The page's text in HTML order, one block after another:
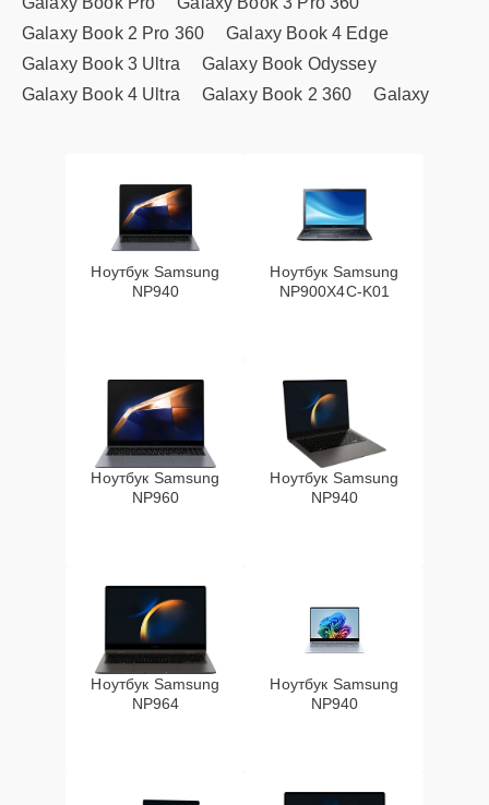
Galaxy Book 2 Pro 360
Galaxy Book 4 Edge
Galaxy Book 3 Ultra
Galaxy Book Odyssey
Galaxy Book 4 Ultra
Galaxy Book 2 360 Galaxy
Ноутбук Samsung
NP940
Ноутбук Samsung
NP900X4C-K01
Ноутбук Samsung
NP960
Ноутбук Samsung
NP940
Ноутбук Samsung
NP964
Ноутбук Samsung
NP940